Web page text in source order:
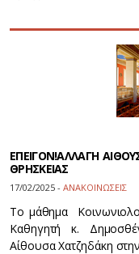
ΕΠΕΙΓΟΝ!ΑΛΛΑΓΗ
ΘΡΗΣΚΕΙΑΣ
17/02/2025 - ΑΝΑΚΟΙΝΩΣΕΙΣ
Το μάθημα
Καθηγητή κ.
Αίθουσα Χατζηδάκη